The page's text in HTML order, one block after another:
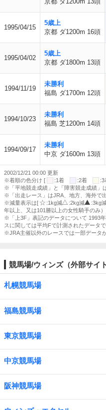
1995/04/15
5歳上
京都 ダ1200m 16頭
1995/04/02
5歳上
京都 ダ1800m 13頭
1994/11/19
未勝利
福島 ダ1700m 12頭
1994/10/23
未勝利
福島 芝1200m 14頭
1994/09/17
未勝利
中京 ダ1600m 13頭
2002/12/21 00:00 更新
※着順の色分け [
:1着 :2着
:3
※「平地競走成績」と「障害競走成績」
※「出走レース」はJRA、地方、海外で
※減量表示は[
:1kg減 :2kg減 :3kg
年以上、又は101勝以上の女性騎手のみ）
※「上3F」表記のデータについて 1993
スに関しては平均Fで計測されたデータで
※JRA主催以外のレースでは一部データ
競馬場/ウィンズ（外部サイト
札幌競馬場
福島競馬場
東京競馬場
中京競馬場
阪神競馬場